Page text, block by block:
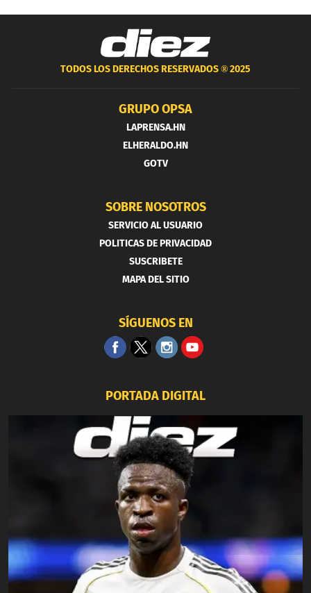
TODOS LOS DERECHOS RESERVADOS ®2025
GRUPO OPSA
LAPRENSA.HN
ELHERALDO.HN
GOTV
SOBRE NOSOTROS
SERVICIO AL USUARIO
POLITICAS DE PRIVACIDAD
SUSCRIBETE
MAPA DEL SITIO
SÍGUENOS EN
PORTADA DIGITAL